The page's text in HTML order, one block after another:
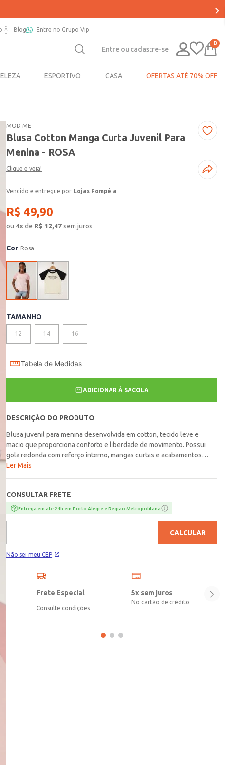
Blog Entre no Grupo Vip
Entre ou cadastre-se
0
ESPORTIVO CASA OFERTAS ATÉ 70% OFF
MOD ME
Blusa Cotton Manga Curta Juvenil Para
Menina - ROSA
Clique e veja!
Lojas Pompéia
R$ 49,90
ou 4xde R$ 12,47sem juros
Cor Rosa
TAMANHO
12 14 16
Tabela de Medidas
ADICIONAR À SACOLA
DESCRIÇÃO DO PRODUTO
Blusa juvenil para menina desenvolvida em cotton, tecido leve e
macio que proporciona conforto e liberdade de movimento. Possui
gola redonda com reforço interno, mangas curtas e acabamentos
simples que garantem ótimo caimento. Apresenta modelagem raglan
gostam de unir conforto e atitude em um só look!\n\nTecido:
Cotton\nComposição: 95% algodão, 05% elastano
Ler Mais
CONSULTAR FRETE
Entrega em ate 24h em Porto Alegre e Regiao Metropolitana
Não sei meu CEP
CALCULAR
Frete Especial
Consulte condições
5x sem juros
No cartão de crédito